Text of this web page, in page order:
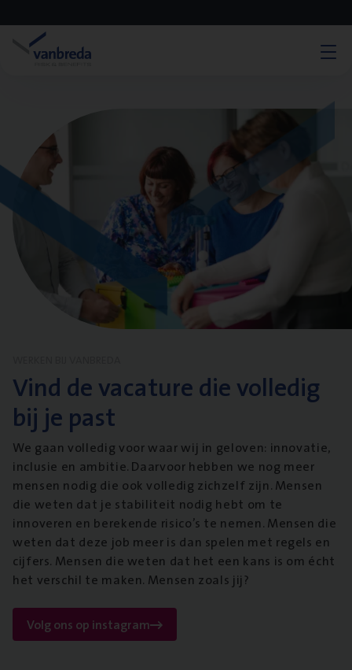
Vind de vacature die volledig
bij je past
We gaan volledig voor waar wij in geloven: innovatie,
inclusie en ambitie. Daarvoor hebben we nog meer
mensen nodig die ook volledig zichzelf zijn. Mensen
die weten dat je stabiliteit nodig hebt om te
innoveren en berekende risico’s te nemen. Mensen die
weten dat deze job meer is dan spelen met regels en
cijfers. Mensen die weten dat het een kans is om écht
het verschil te maken. Mensen zoals jij?
Volg ons op instagram